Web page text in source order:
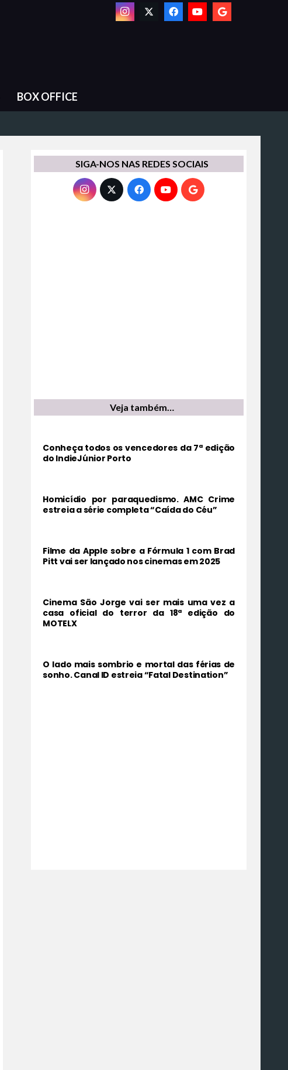
BOX OFFICE
SIGA-NOS NAS REDES SOCIAIS
Veja também…
Conheça todos os vencedores da 7ª edição
do IndieJúnior Porto
Homicídio por paraquedismo. AMC Crime
estreia a série completa “Caída do Céu”
Filme da Apple sobre a Fórmula 1 com Brad
Pitt vai ser lançado nos cinemas em 2025
Cinema São Jorge vai ser mais uma vez a
casa oficial do terror da 18ª edição do
MOTELX
O lado mais sombrio e mortal das férias de
sonho. Canal ID estreia “Fatal Destination”